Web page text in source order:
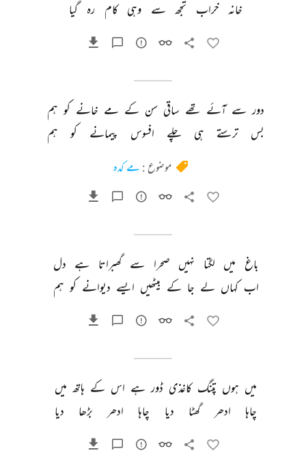
خانہ
خراب تجھ سے وہی کام رہ گیا
دور سے آئے تھے ساقی سن کے مے خانے کو ہم
بس
ترستے ہی چلے افسوس پیمانے کو ہم
موضوع : مے کدہ
باغ میں لگتا نہیں صحرا سے گھبراتا ہے دل
اب کہاں لے جا کے بیٹھیں ایسے دیوانے کو ہم
میں ہوں پتنگ کاغذی ڈور ہے اس کے ہاتھ میں
چاہا
ادھر گھٹا دیا چاہا ادھر بڑھا دیا